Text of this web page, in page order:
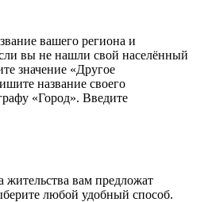
вашего региона и
вы не нашли свой населённый
значение «Другое
название своего
«Город». Введите
жительства вам предложат
любой удобный способ.